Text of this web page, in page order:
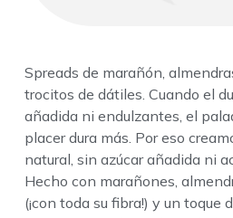
Spreads de marañón,
trocitos de dátiles. Cuando el
añadida ni endulzantes, el
placer dura más. Por eso
natural, sin azúcar añadida ni
Hecho con marañones,
(¡con toda su fibra!) y un toque